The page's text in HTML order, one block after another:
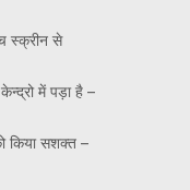
स्क्रीन से
में पड़ा है –
किया सशक्त –